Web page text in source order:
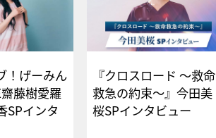
！げーみん
藤樹愛羅
SPインタ
『クロスロード ～救命
救急の約束～』今田美
桜SPインタビュー